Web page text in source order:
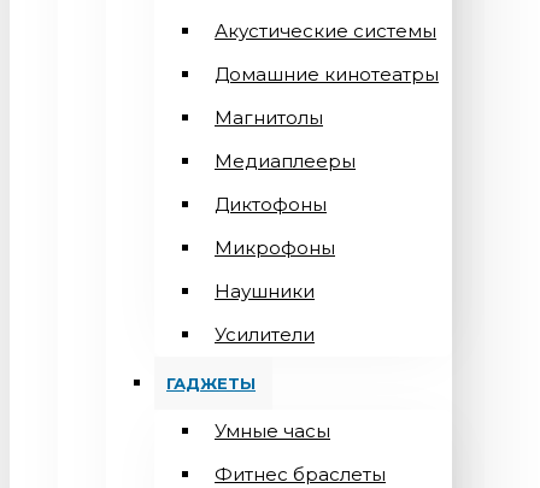
Акустические системы
Домашние кинотеатры
Магнитолы
Медиаплееры
Диктофоны
Микрофоны
Наушники
Усилители
ГАДЖЕТЫ
Умные часы
Фитнес браслеты